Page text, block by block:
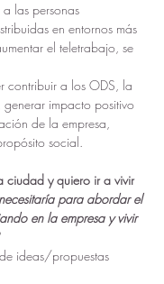
las personas
en entornos más
el teletrabajo, se
contribuir a los ODS, la
impacto positivo
de la empresa,
social.
ciudad y quiero ir a vivir
para abordar el
en la empresa y vivir
ideas/propuestas